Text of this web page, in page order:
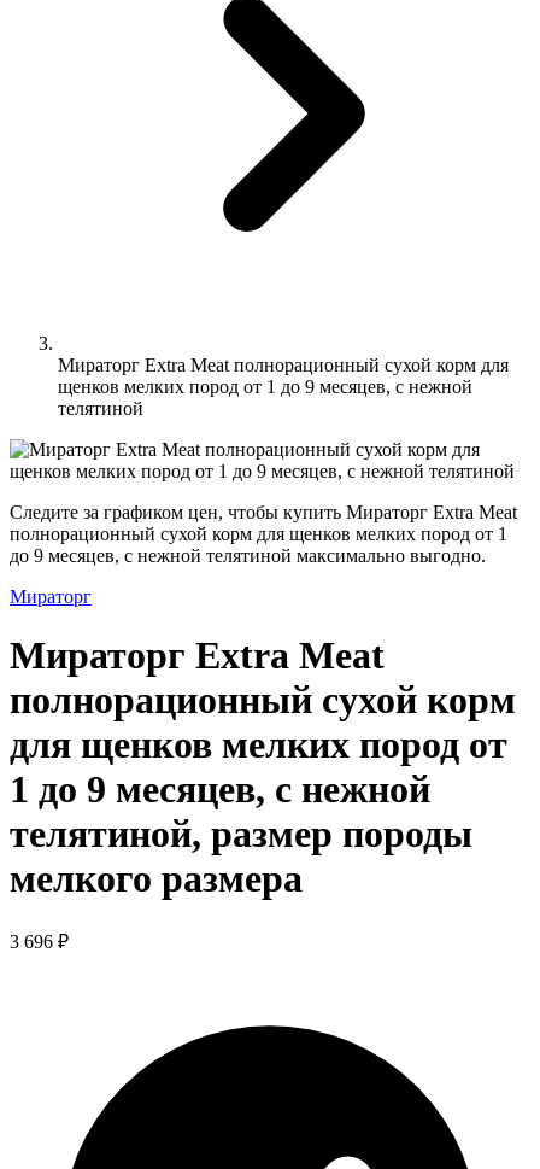
Мираторг Extra Meat полнорационный сухой корм для
щенков мелких пород от 1 до 9 месяцев, c нежной
телятиной
Следите за графиком цен, чтобы купить Мираторг Extra Meat
полнорационный сухой корм для щенков мелких пород от 1
до 9 месяцев, c нежной телятиной максимально выгодно.
Мираторг
Мираторг Extra Meat
полнорационный сухой корм
для щенков мелких пород от
1 до 9 месяцев, c нежной
телятиной, размер породы
мелкого размера
3 696 ₽